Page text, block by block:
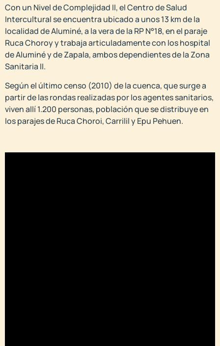
Con un Nivel de Complejidad II, el Centro de Salud
Intercultural se encuentra ubicado a unos 13 km de la
localidad de Aluminé, a la vera de la RP N°18, en el paraje
Ruca Choroy y trabaja articuladamente con los hospital
de Aluminé y de Zapala, ambos dependientes de la Zona
Sanitaria II.
Según el último censo (2010) de la cuenca, que surge a
partir de las rondas realizadas por los agentes sanitarios,
viven allí 1.200 personas, población que se distribuye en
los parajes de Ruca Choroi, Carrilil y Epu Pehuen.